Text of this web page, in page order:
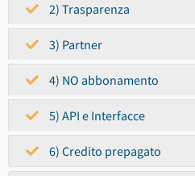
2) Trasparenza
3) Partner
4) NO abbonamento
5) API e Interfacce
6) Credito prepagato